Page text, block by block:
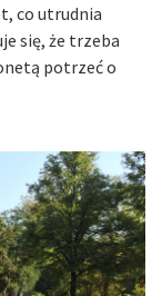
co utrudnia
się, że trzeba
potrzeć o